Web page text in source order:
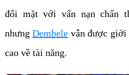
đối mặt với vấn nạn chấn
nhưngDembele vẫn được giới
cao về tài năng.